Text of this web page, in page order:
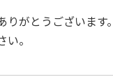
がとうございます。
。